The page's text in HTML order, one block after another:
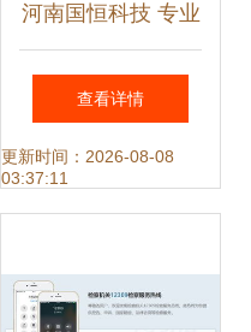
河南国恒科技 专业
信息咨询服务的领
航者
查看详情
更新时间：2026-08-08
03:37:11